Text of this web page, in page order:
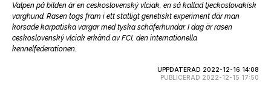
Valpen på bilden är en ceskoslovenský vlciak, en så kallad tjeckoslovakisk
varghund. Rasen togs fram i ett statligt genetiskt experiment där man
korsade karpatiska vargar med tyska schäferhundar. I dag är rasen
ceskoslovenský vlciak erkänd av FCI, den internationella
kennelfederationen.
UPPDATERAD 2022-12-16 14:08
PUBLICERAD 2022-12-15 17:50